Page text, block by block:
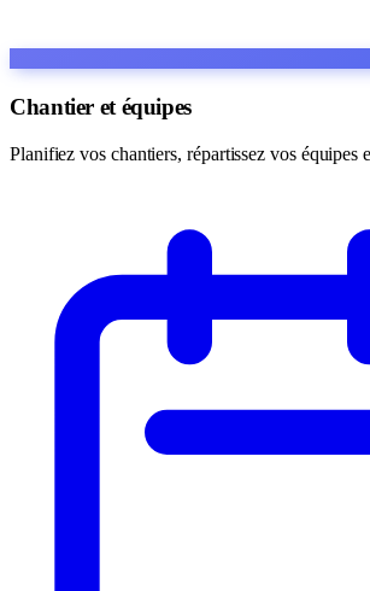
Chantier et équipes
Planifiez vos chantiers, répartissez vos équipes